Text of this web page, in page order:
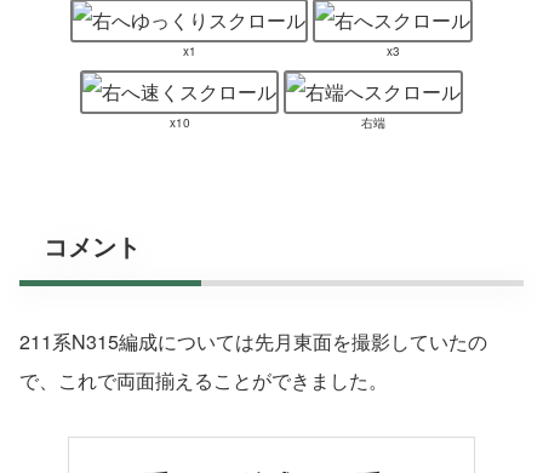
x1 x3
x10 右端
コメント
211系N315編成については先月東面を撮影していたの
で、これで両面揃えることができました。